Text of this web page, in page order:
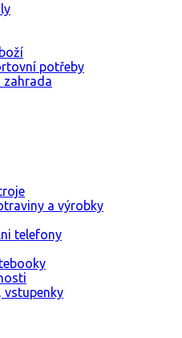
potřeby
zahrada
a výrobky
telefony
vstupenky